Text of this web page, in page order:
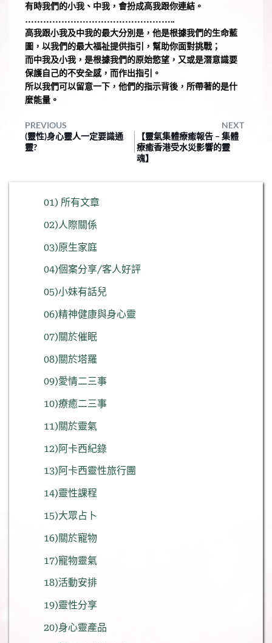
有時我們的小我、中我，會扮成高我跟你連結。
…………………………………………..
高我跟小我及中我的最大分別是，他是根據我們的生命藍
圖，以我們的最大福祉提供指引，幫助你面對挑戰；
而中我及小我，是根據我們的原始慾望，又或是潛意識要
保護自己的不安全感，而作出指引。
所以我們可以留意一下，他們的指示背後，所帶著的是什
麼能量。
PREVIOUS
NEXT
(靈性)身心靈人一定要識通
靈?
【靈氣集體療癒報告 – 集體
療癒香港受水災影響的靈
魂】
01) 所有文章
02)人際關係
03)原生家庭
04)個案分享/客人好評
05)小妹有話兒
06)精神健康與身心靈
07)關於催眠
08)關於塔羅
09)愛情二三事
10)療癒二三事
11)關於靈氣
12)阿卡西紀錄
13)阿卡西靈性旅行團
14)靈性課程
15)大眾占卜
16)關於寵物
17)寵物靈氣
18)活動安排
19)靈性分享
20)身心靈產品